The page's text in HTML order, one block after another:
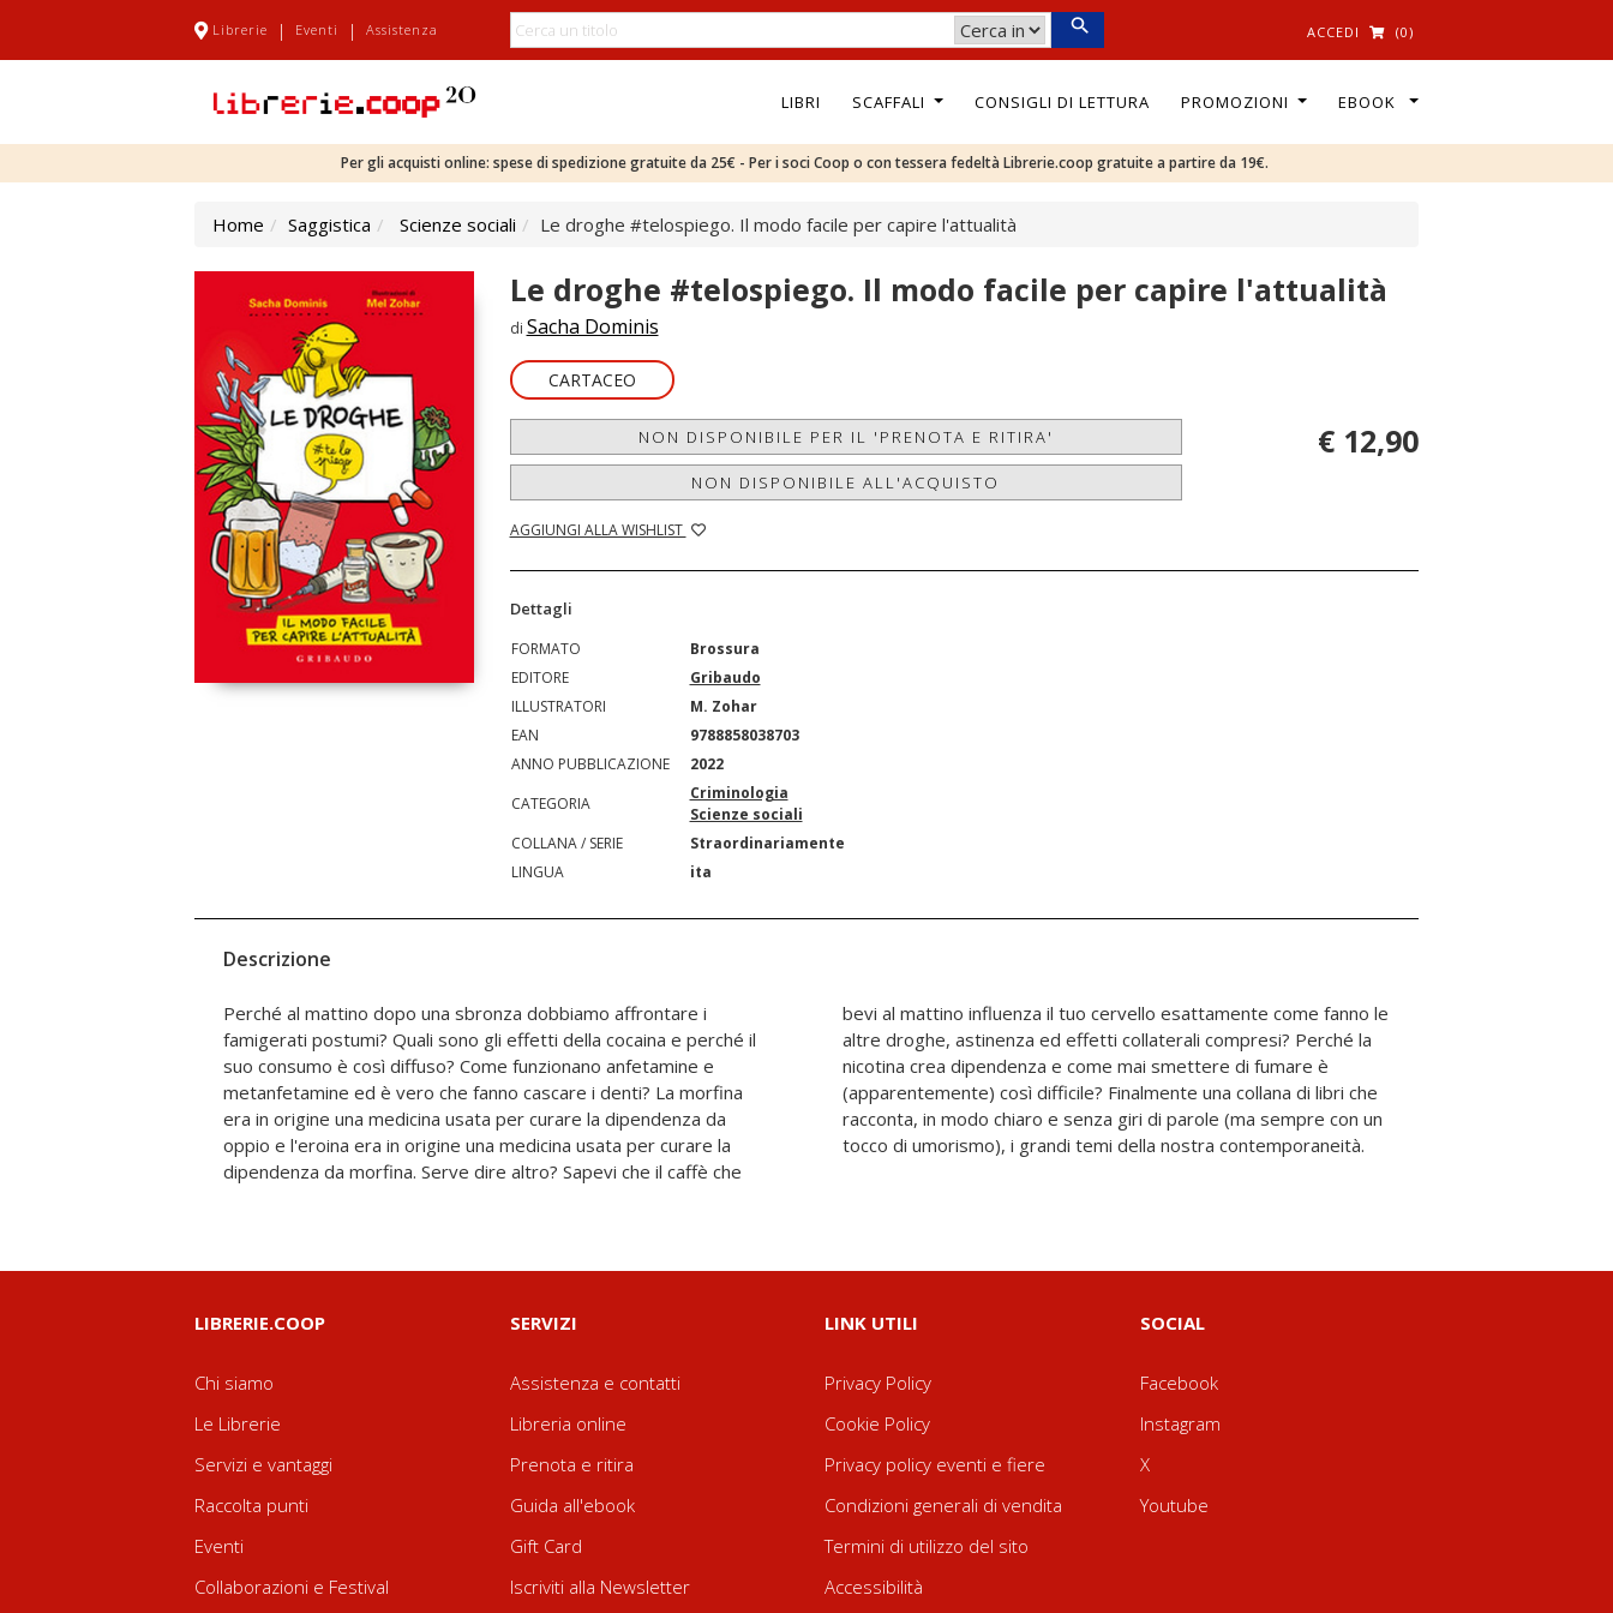
Librerie | Eventi | Assistenza ACCEDI (0)
LIBRI SCAFFALI CONSIGLI DI LETTURA PROMOZIONI EBOOK
Per gli acquisti online: spese di spedizione gratuite da 25€ - Per i soci Coop o con tessera fedeltà Librerie.coop gratuite a partire da 19€.
Home Saggistica Scienze sociali Le droghe #telospiego. Il modo facile per capire l'attualità
Le droghe #telospiego. Il modo facile per capire l'attualità
di Sacha Dominis
CARTACEO
NON DISPONIBILE PER IL 'PRENOTA E RITIRA'
NON DISPONIBILE ALL'ACQUISTO
AGGIUNGI ALLA WISHLIST
€ 12,90
Dettagli
FORMATO
Brossura
EDITORE
Gribaudo
ILLUSTRATORI
M. Zohar
EAN
9788858038703
ANNO PUBBLICAZIONE
2022
CATEGORIA
Criminologia
Scienze sociali
COLLANA / SERIE
Straordinariamente
LINGUA
ita
Descrizione
Perché al mattino dopo una sbronza dobbiamo affrontare i
famigerati postumi? Quali sono gli effetti della cocaina e perché il
suo consumo è così diffuso? Come funzionano anfetamine e
metanfetamine ed è vero che fanno cascare i denti? La morfina
era in origine una medicina usata per curare la dipendenza da
oppio e l'eroina era in origine una medicina usata per curare la
dipendenza da morfina. Serve dire altro? Sapevi che il caffè che
bevi al mattino influenza il tuo cervello esattamente come fanno le
altre droghe, astinenza ed effetti collaterali compresi? Perché la
nicotina crea dipendenza e come mai smettere di fumare è
(apparentemente) così difficile? Finalmente una collana di libri che
racconta, in modo chiaro e senza giri di parole (ma sempre con un
tocco di umorismo), i grandi temi della nostra contemporaneità.
LIBRERIE.COOP
Chi siamo
Le Librerie
Servizi e vantaggi
Raccolta punti
Eventi
Collaborazioni e Festival
SERVIZI
Assistenza e contatti
Libreria online
Prenota e ritira
Guida all'ebook
Gift Card
Iscriviti alla Newsletter
LINK UTILI
Privacy Policy
Cookie Policy
Privacy policy eventi e fiere
Condizioni generali di vendita
Termini di utilizzo del sito
Accessibilità
SOCIAL
Facebook
Instagram
X
Youtube